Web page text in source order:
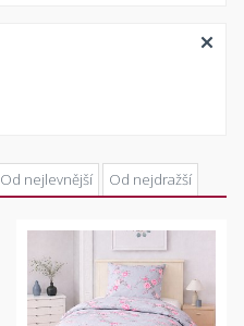
Od nejlevnější Od nejdražší